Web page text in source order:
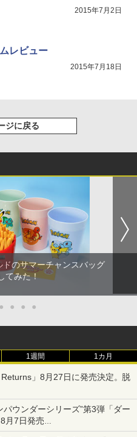
2015年7月2日
レビュー
2015年7月18日
ジに戻る
のサマーチャンスバッグ
てみた！
● ● ● ●
1週間 1カ月
Returns」8月27日に発売決定。脱
るセールが実施
ウンダーシリーズ”第3弾「ダー
月7日発売
を使用した超大型チーズバーガー